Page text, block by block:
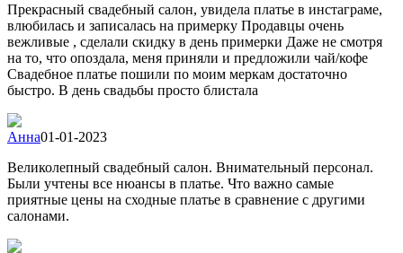
Прекрасный свадебный салон, увидела платье в инстаграме,
влюбилась и записалась на примерку Продавцы очень
вежливые , сделали скидку в день примерки Даже не смотря
на то, что опоздала, меня приняли и предложили чай/кофе
Свадебное платье пошили по моим меркам достаточно
быстро. В день свадьбы просто блистала
Анна01-01-2023
Великолепный свадебный салон. Внимательный персонал.
Были учтены все нюансы в платье. Что важно самые
приятные цены на сходные платье в сравнение с другими
салонами.